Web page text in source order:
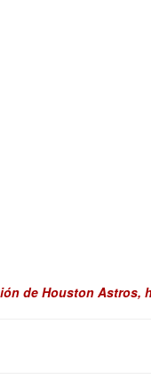
de Houston Astros,